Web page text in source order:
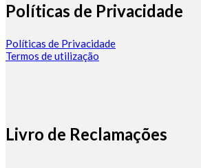
Políticas de Privacidade
Políticas de Privacidade
Termos de utilização
Livro de Reclamações